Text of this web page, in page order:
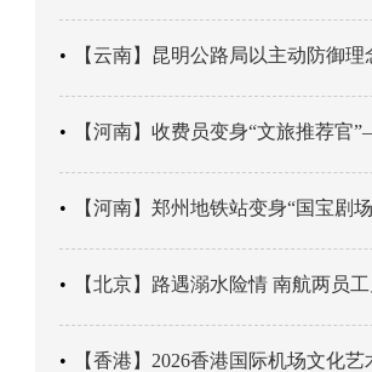
【云南】昆明公路局以主动防御理念筑牢汛期
【河南】收费员变身“文旅推荐官”—豫鲁晋四地市交旅融合让游客
【河南】郑州地铁站变身“国宝剧场”：乘客刚出车厢，
【北京】路遇溺水险情 南航两员工见义勇为
【香港】2026香港国际机场文化艺